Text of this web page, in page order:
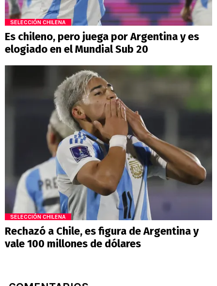
SELECCIÓN CHILENA
Es chileno, pero juega por Argentina y es
elogiado en el Mundial Sub 20
SELECCIÓN CHILENA
Rechazó a Chile, es figura de Argentina y
vale 100 millones de dólares